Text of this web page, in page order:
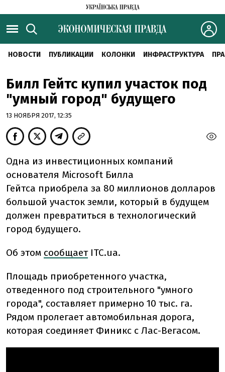
НОВОСТИ ПУБЛИКАЦИИ КОЛОНКИ ИНФРАСТРУКТУРА
Билл Гейтс купил участок под
"умный город" будущего
13 НОЯБРЯ 2017, 12:35
Одна из инвестиционных компаний
основателя Microsoft Билла
Гейтса приобрела за 80 миллионов долларов
большой участок земли, который в будущем
должен превратиться в технологический
город будущего.
Об этом сообщаетITC.ua.
Площадь приобретенного участка,
отведенного под строительного "умного
города", составляет примерно 10 тыс. га.
Рядом пролегает автомобильная дорога,
которая соединяет Финикс с Лас-Вегасом.